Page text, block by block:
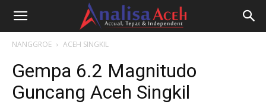
NANGGROE ACEH SINGKIL
Gempa 6.2 Magnitudo
Guncang Aceh Singkil